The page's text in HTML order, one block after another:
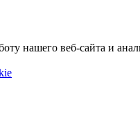
нашего веб-сайта и